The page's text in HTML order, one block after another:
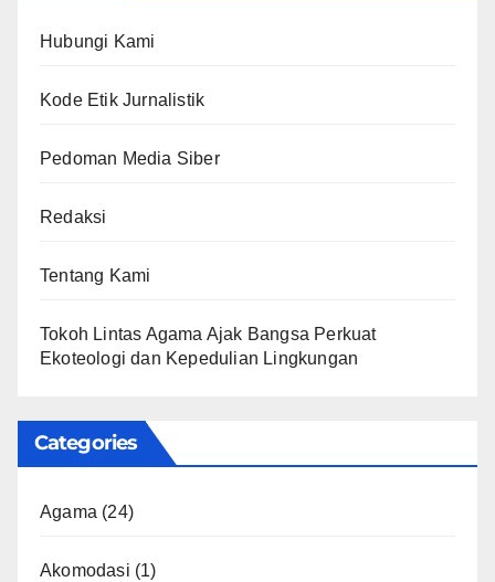
Hubungi Kami
Kode Etik Jurnalistik
Pedoman Media Siber
Redaksi
Tentang Kami
Tokoh Lintas Agama Ajak Bangsa Perkuat
Ekoteologi dan Kepedulian Lingkungan
Categories
Agama (24)
Akomodasi (1)